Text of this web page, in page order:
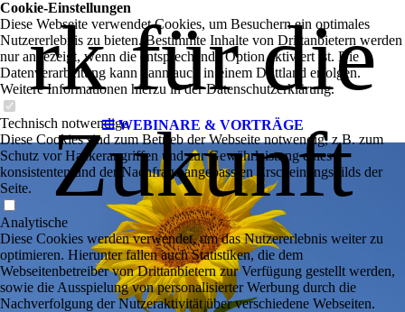
WEBINARE & VORTRÄGE
rk für die
Zukunft
Cookie-Einstellungen
Diese Webseite verwendet Cookies, um Besuchern ein optimales
Nutzererlebnis zu bieten. Bestimmte Inhalte von Drittanbietern werden
nur angezeigt, wenn die entsprechende Option aktiviert ist. Die
Datenverarbeitung kann dann auch in einem Drittland erfolgen.
Weitere Informationen hierzu in der Datenschutzerklärung.
Technisch notwendige
Diese Cookies sind zum Betrieb der Webseite notwendig, z.B. zum
Schutz vor Hackerangriffen und zur Gewährleistung eines
konsistenten und der Nachfrage angepassten Erscheinungsbilds der
Seite.
Analytische
Diese Cookies werden verwendet, um das Nutzererlebnis weiter zu
optimieren. Hierunter fallen auch Statistiken, die dem
Webseitenbetreiber von Drittanbietern zur Verfügung gestellt werden,
sowie die Ausspielung von personalisierter Werbung durch die
Nachverfolgung der Nutzeraktivität über verschiedene Webseiten.